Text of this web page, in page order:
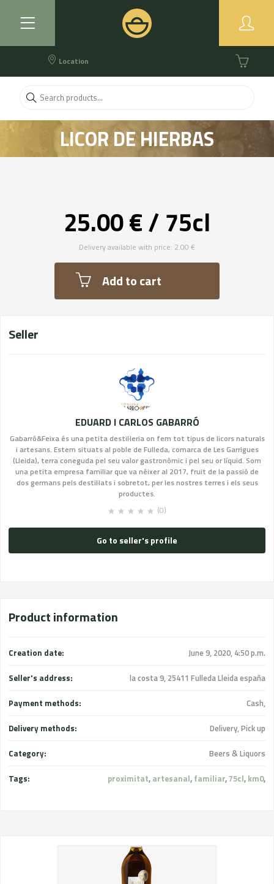
Location
LICOR DE HIERBAS
25.00 € / 75cl
Delivery available with price: 2.00 €
Add to cart
Seller
EDUARD I CARLOS GABARRÓ
Gabarró&Feixa és una petita destil·leria on fem tot tipus de licors naturals
i artesans. Estem situats al poble de Fulleda, comarca de Les Garrigues
(Lleida), terra coneguda pel seu valor gastronòmic i pel seu or líquid. Som
una petita empresa familiar que va néixer al 2017, fruit de la passió de
dos germans pels destil·lats i sobretot, per les nostres terres i els seus
productes.
(0)
Go to seller's profile
Product information
Creation date: June 9, 2020, 4:50 p.m.
Seller's address: la costa 9, 25411 Fulleda Lleida españa
Payment methods: Cash,
Delivery methods: Delivery, Pick up
Category: Beers & Liquors
Tags: proximitat, artesanal, familiar,75cl, km0,